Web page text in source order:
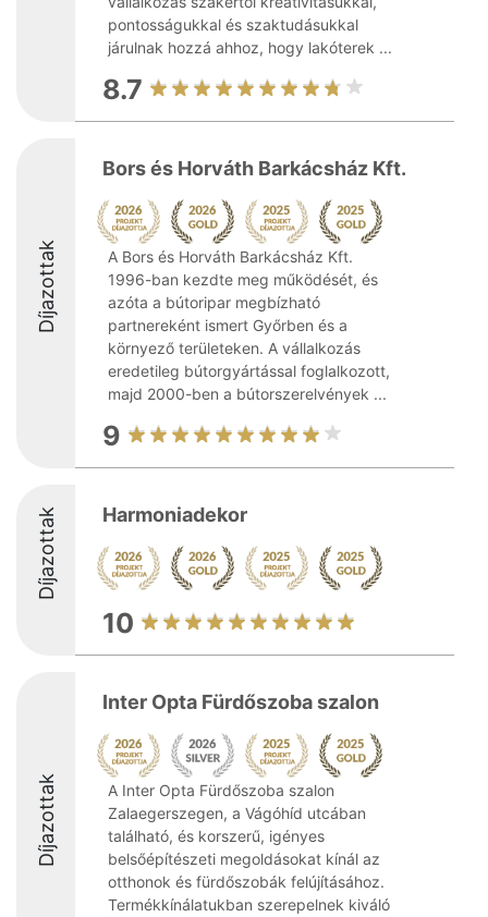
pontosságukkal és szaktudásukkal
járulnak hozzá ahhoz, hogy lakóterek ...
8.7
Díjazottak
Bors és Horváth Barkácsház Kft.
A Bors és Horváth Barkácsház Kft.
1996-ban kezdte meg működését, és
azóta a bútoripar megbízható
partnereként ismert Győrben és a
környező területeken. A vállalkozás
eredetileg bútorgyártással foglalkozott,
majd 2000-ben a bútorszerelvények ...
9
Díjazottak Harmoniadekor
10
Díjazottak
Inter Opta Fürdőszoba szalon
A Inter Opta Fürdőszoba szalon
Zalaegerszegen, a Vágóhíd utcában
található, és korszerű, igényes
belsőépítészeti megoldásokat kínál az
otthonok és fürdőszobák felújításához.
Termékkínálatukban szerepelnek kiváló